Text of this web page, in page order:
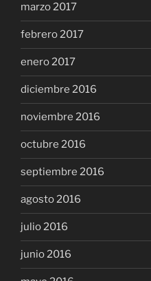
marzo 2017
febrero 2017
enero 2017
diciembre 2016
noviembre 2016
octubre 2016
septiembre 2016
agosto 2016
julio 2016
junio 2016